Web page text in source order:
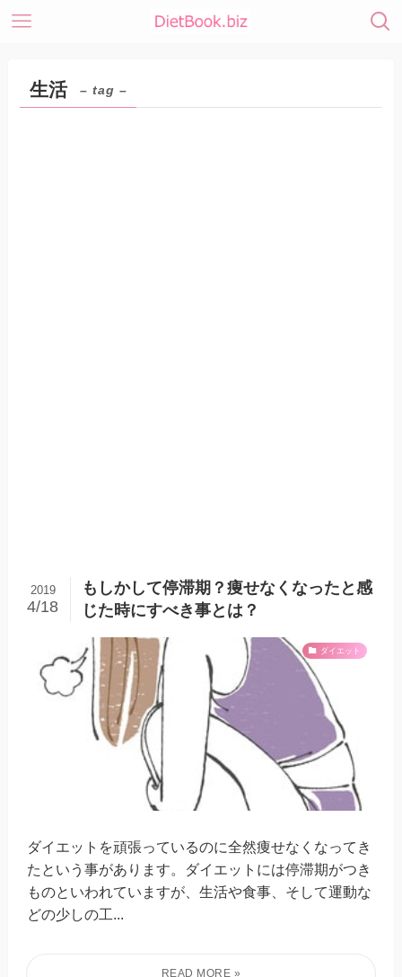
生活 – tag –
もしかして停滞期？痩せなくなったと感
じた時にすべき事とは？
2019
4/18
ダイエット
ダイエットを頑張っているのに全然痩せなくなってき
たという事があります。ダイエットには停滞期がつき
ものといわれていますが、生活や食事、そして運動な
どの少しの工...